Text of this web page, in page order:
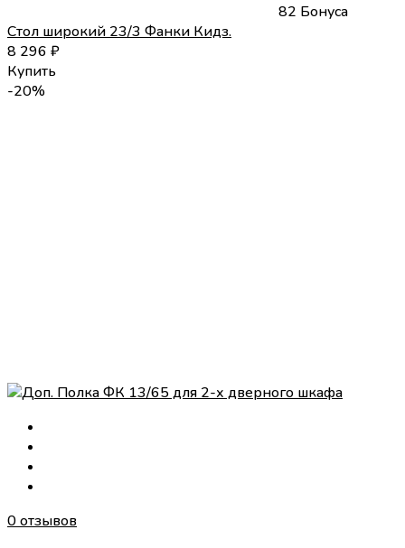
82 Бонуса
Стол широкий 23/3 Фанки Кидз.
8 296 ₽
Купить
-20%
0 отзывов